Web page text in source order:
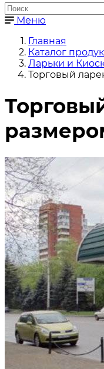
Меню
Главная
Каталог
Ларьки и
Торговый